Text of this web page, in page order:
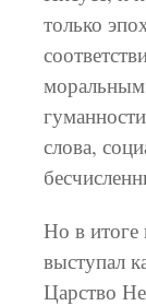
только
слова,
Но в итоге
выступал
Царство